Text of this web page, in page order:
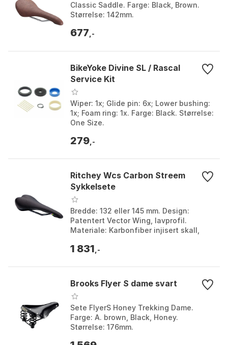
Classic Saddle. Farge: Black, Brown.
Størrelse: 142mm.
677 ,-
BikeYoke Divine SL / Rascal
Service Kit
Wiper: 1x; Glide pin: 6x; Lower bushing:
1x; Foam ring: 1x. Farge: Black. Størrelse:
One Size.
279 ,-
Ritchey Wcs Carbon Streem
Sykkelsete
Bredde: 132 eller 145 mm. Design:
Patentert Vector Wing, lavprofil.
Materiale: Karbonfiber injisert skall,
Farge: Black. S...
1 831 ,-
Brooks Flyer S dame svart
Sete FlyerS Honey Trekking Dame.
Farge: A. brown, Black, Honey.
Størrelse: 176mm.